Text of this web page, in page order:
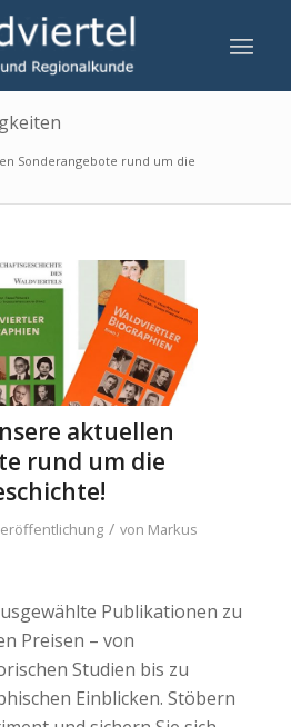
Sonderangebote rund um die
aktuellen
rund um die
/ von Markus
Publikationen zu
Preisen – von
Studien bis zu
Einblicken. Stöbern